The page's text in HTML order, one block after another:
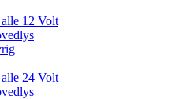
alle 12 Volt
alle 24 Volt